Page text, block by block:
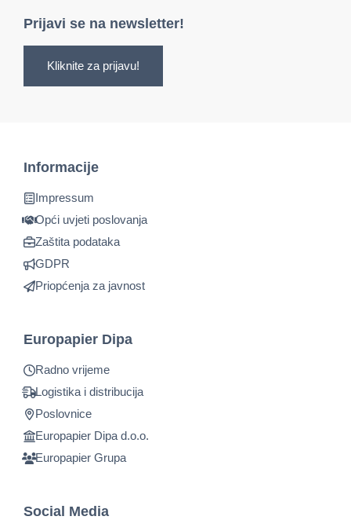
Prijavi se na newsletter!
Kliknite za prijavu!
Informacije
Impressum
Opći uvjeti poslovanja
Zaštita podataka
GDPR
Priopćenja za javnost
Europapier Dipa
Radno vrijeme
Logistika i distribucija
Poslovnice
Europapier Dipa d.o.o.
Europapier Grupa
Social Media